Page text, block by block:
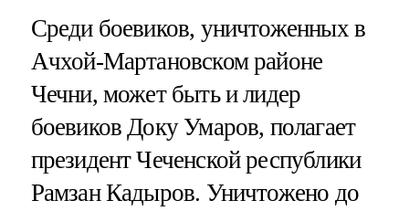
Среди боевиков, уничтоженных в
Ачхой-Мартановском районе
Чечни, может быть и лидер
боевиков Доку Умаров, полагает
президент Чеченской республики
Рамзан Кадыров. Уничтожено до